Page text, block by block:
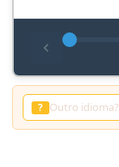
? Другой язык?